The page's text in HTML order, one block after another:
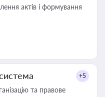
актів і формування
+5
та правове